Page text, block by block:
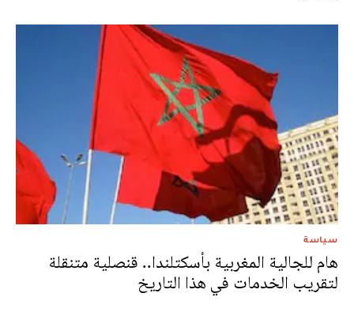
سياسة
هام للجالية المغربية بأسكتلندا.. قنصلية متنقلة
لتقريب الخدمات في هذا التاريخ